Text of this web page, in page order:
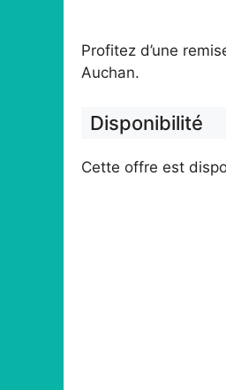
Profitez d’une
Auchan.
Disponibilité
Cette offre est